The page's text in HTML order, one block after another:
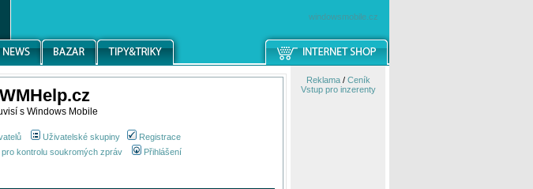
windowsmobile.cz
s Windows Mobile
Uživatelské skupiny
Registrace
pro kontrolu soukromých zpráv Přihlášení
Reklama/ Ceník
Vstup pro inzerenty